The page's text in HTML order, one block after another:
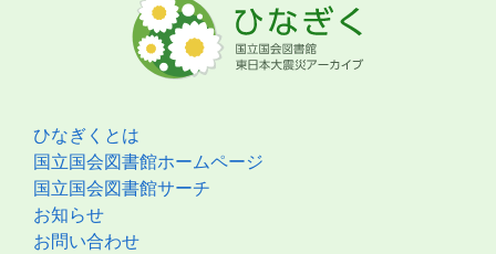
ひなぎくとは
国立国会図書館ホームページ
国立国会図書館サーチ
お知らせ
お問い合わせ